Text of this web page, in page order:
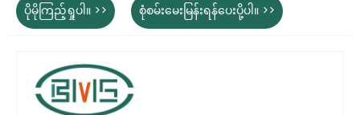
ပိုမိုကြည့်ရှုပါ။ >> စုံစမ်းမေးမြန်းရန်ပေးပို့ပါ။ >>